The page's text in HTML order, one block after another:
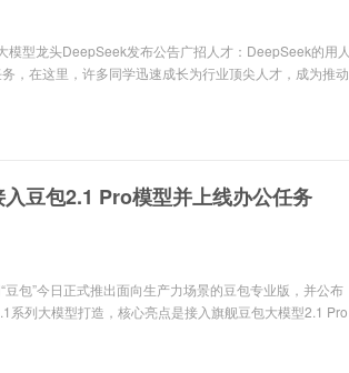
模型龙头DeepSeek发布公告广招人才：DeepSeek的用人
，在这里，许多同学迅速成长为行业顶尖人才，成为推动
豆包2.1 Pro模型并上线办公任务
包”今日正式推出面向生产力场景的豆包专业版，并公布
系列大模型打造，核心亮点是接入旗舰豆包大模型2.1 Pro